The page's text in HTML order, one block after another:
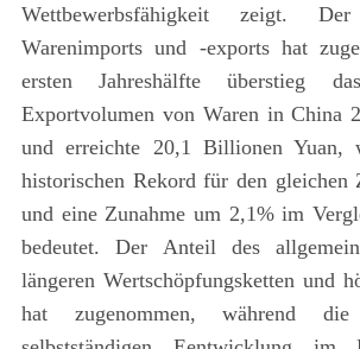
Wettbewerbsfähigkeit zeigt.
Warenimports und -exports hat
ersten Jahreshälfte überstieg
Exportvolumen von Waren in China
und erreichte 20,1 Billionen Yuan,
historischen Rekord für den gleichen
und eine Zunahme um 2,1% im
bedeutet. Der Anteil des
längeren Wertschöpfungsketten und
hat zugenommen, während